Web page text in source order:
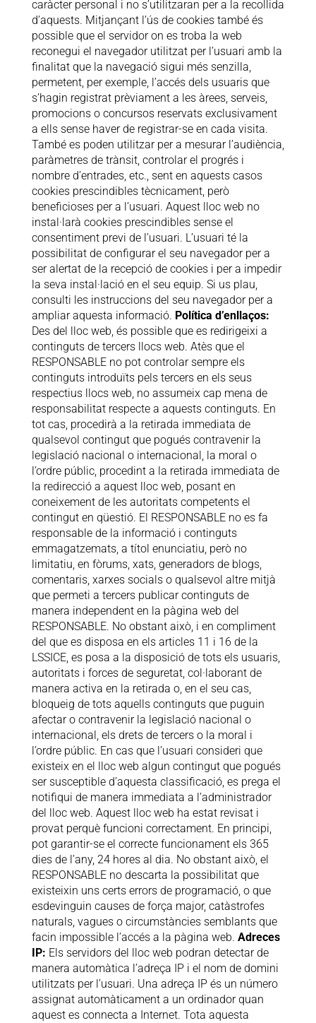
caràcter personal i no s’utilitzaran per a la recollida
d’aquests. Mitjançant l’ús de cookies també és
possible que el servidor on es troba la web
reconegui el navegador utilitzat per l’usuari amb la
finalitat que la navegació sigui més senzilla,
permetent, per exemple, l’accés dels usuaris que
s’hagin registrat prèviament a les àrees, serveis,
promocions o concursos reservats exclusivament
a ells sense haver de registrar-se en cada visita.
També es poden utilitzar per a mesurar l’audiència,
paràmetres de trànsit, controlar el progrés i
nombre d’entrades, etc., sent en aquests casos
cookies prescindibles tècnicament, però
beneficioses per a l’usuari. Aquest lloc web no
instal·larà cookies prescindibles sense el
consentiment previ de l’usuari. L’usuari té la
possibilitat de configurar el seu navegador per a
ser alertat de la recepció de cookies i per a impedir
la seva instal·lació en el seu equip. Si us plau,
consulti les instruccions del seu navegador per a
ampliar aquesta informació. Política d’enllaços:
Des del lloc web, és possible que es redirigeixi a
continguts de tercers llocs web. Atès que el
RESPONSABLE no pot controlar sempre els
continguts introduïts pels tercers en els seus
respectius llocs web, no assumeix cap mena de
responsabilitat respecte a aquests continguts. En
tot cas, procedirà a la retirada immediata de
qualsevol contingut que pogués contravenir la
legislació nacional o internacional, la moral o
l’ordre públic, procedint a la retirada immediata de
la redirecció a aquest lloc web, posant en
coneixement de les autoritats competents el
contingut en qüestió. El RESPONSABLE no es fa
responsable de la informació i continguts
emmagatzemats, a títol enunciatiu, però no
limitatiu, en fòrums, xats, generadors de blogs,
comentaris, xarxes socials o qualsevol altre mitjà
que permeti a tercers publicar continguts de
manera independent en la pàgina web del
RESPONSABLE. No obstant això, i en compliment
del que es disposa en els articles 11 i 16 de la
LSSICE, es posa a la disposició de tots els usuaris,
autoritats i forces de seguretat, col·laborant de
manera activa en la retirada o, en el seu cas,
bloqueig de tots aquells continguts que puguin
afectar o contravenir la legislació nacional o
internacional, els drets de tercers o la moral i
l’ordre públic. En cas que l’usuari consideri que
existeix en el lloc web algun contingut que pogués
ser susceptible d’aquesta classificació, es prega el
notifiqui de manera immediata a l’administrador
del lloc web. Aquest lloc web ha estat revisat i
provat perquè funcioni correctament. En principi,
pot garantir-se el correcte funcionament els 365
dies de l’any, 24 hores al dia. No obstant això, el
RESPONSABLE no descarta la possibilitat que
existeixin uns certs errors de programació, o que
esdevinguin causes de força major, catàstrofes
naturals, vagues o circumstàncies semblants que
facin impossible l’accés a la pàgina web. Adreces
IP: Els servidors del lloc web podran detectar de
manera automàtica l’adreça IP i el nom de domini
utilitzats per l’usuari. Una adreça IP és un número
assignat automàticament a un ordinador quan
aquest es connecta a Internet. Tota aquesta